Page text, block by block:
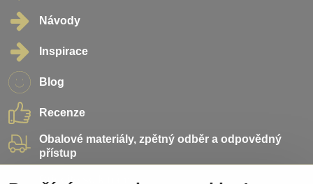
Návody
Inspirace
Blog
Recenze
Obalové materiály, zpětný odběr a odpovědný
přístup
Přidejte se k nám